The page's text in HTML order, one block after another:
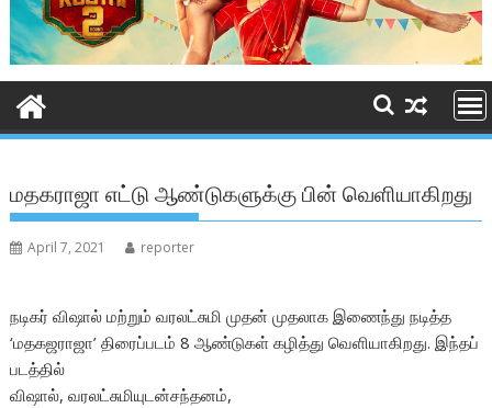
மதகராஜா எட்டு ஆண்டுகளுக்கு பின் வெளியாகிறது
April 7, 2021 reporter
நடிகர் விஷால் மற்றும் வரலட்சுமி முதன் முதலாக இணைந்து நடித்த
‘மதகஜராஜா’ திரைப்படம் 8 ஆண்டுகள் கழித்து வெளியாகிறது. இந்தப்
படத்தில்
விஷால், வரலட்சுமியுடன்சந்தனம்,